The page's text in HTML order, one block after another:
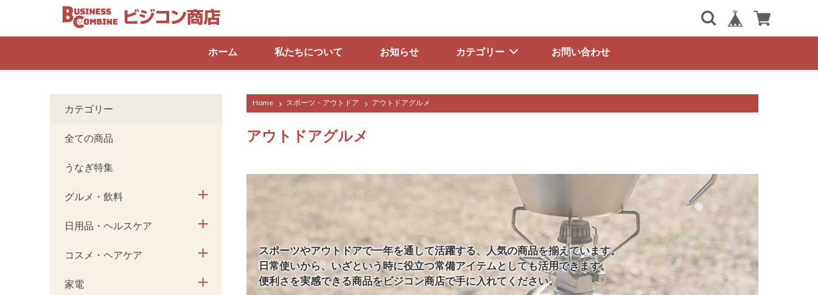
ホーム 私たちについて お知らせ カテゴリー お問い合わせ
Home スポーツ・アウトドア アウトドアグルメ
アウトドアグルメ
スポーツやアウトドアで一年を通して活躍する、人気の商品を揃えています。
日常使いから、いざという時に役立つ常備アイテムとしても活用できます。
便利さを実感できる商品をビジコン商店で手に入れてください。
カテゴリー
全ての商品
うなぎ特集
グルメ・飲料
日用品・ヘルスケア
コスメ・ヘアケア
家電